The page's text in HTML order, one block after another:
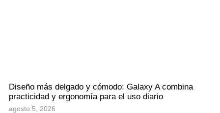
Diseño más delgado y cómodo: Galaxy A combina
practicidad y ergonomía para el uso diario
agosto 5, 2026